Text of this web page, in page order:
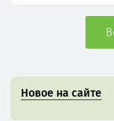
Новое на сайте